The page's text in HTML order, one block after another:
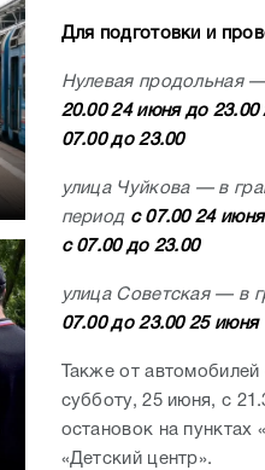
Для подготовки и
Нулевая продольная
20.00 24 июня до 23.00
07.00 до 23.00
улица Чуйкова — в
период с 07.00 24
с 07.00 до 23.00
улица Советская — в
07.00 до 23.00 25 июня
Также от
субботу, 25 июня, с
остановок на пунктах
«Детский центр».